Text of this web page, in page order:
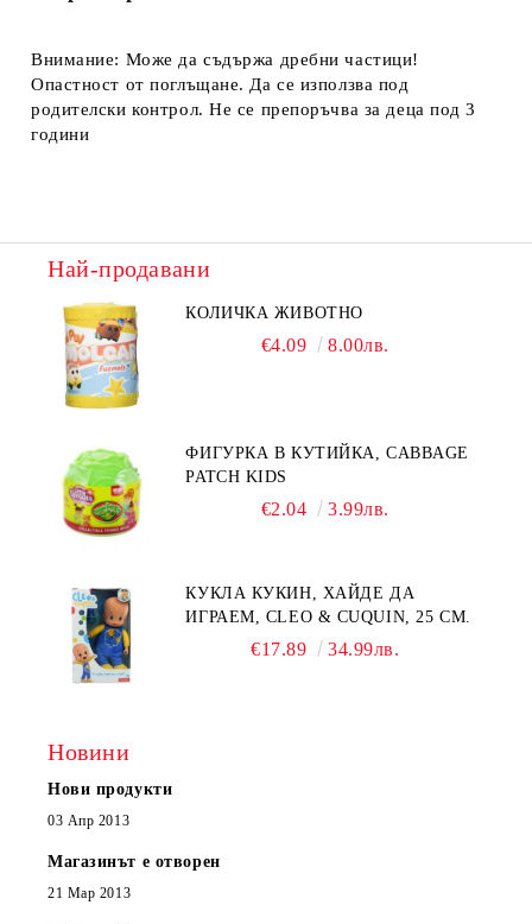
Внимание: Може да съдържа дребни частици!
Опастност от поглъщане. Да се използва под
родителски контрол. Не се препоръчва за деца под 3
години
Най-продавани
КОЛИЧКА ЖИВОТНО
€4.09 8.00лв.
ФИГУРКА В КУТИЙКА, CABBAGE
PATCH KIDS
€2.04 3.99лв.
КУКЛА КУКИН, ХАЙДЕ ДА
ИГРАЕМ, CLEO & CUQUIN, 25 СМ.
€17.89 34.99лв.
Новини
Нови продукти
03 Апр 2013
Магазинът е отворен
21 Мар 2013